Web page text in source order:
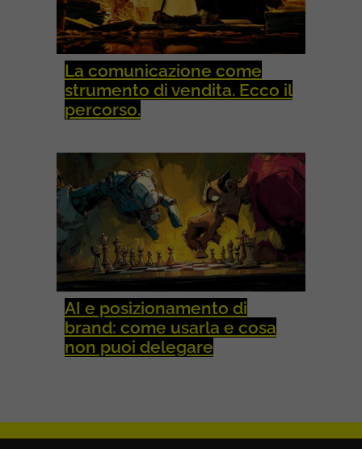
La comunicazione come
strumento di vendita. Ecco il
percorso.
AI e posizionamento di
brand: come usarla e cosa
non puoi delegare